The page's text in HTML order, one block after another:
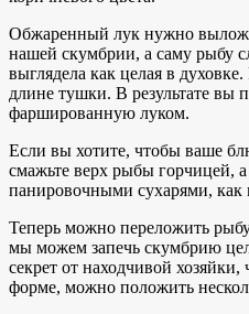
Обжаренный лук нужно
нашей скумбрии, а саму рыбу
выглядела как целая в
длине тушки. В результате вы
фаршированную луком.
Если вы хотите, чтобы ваше
смажьте верх рыбы горчицей,
панировочными сухарями, как
Теперь можно переложить
мы можем запечь скумбрию
секрет от находчивой
форме, можно положить